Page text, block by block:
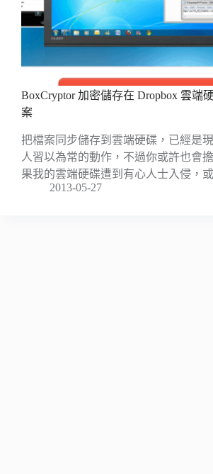
BoxCryptor 加密儲存在 Dropbox 雲端
案
把檔案同步儲存到雲端硬碟，已經是
人習以為常的動作，不過你或許也會
果我的雲端硬碟遭到有心人士入侵，
2013-05-27